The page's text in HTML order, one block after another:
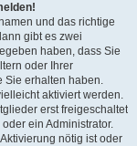
und das richtige
gibt es zwei
haben, dass Sie
oder Ihrer
Sie erhalten haben.
aktiviert werden.
erst freigeschaltet
ein Administrator.
nötig ist oder